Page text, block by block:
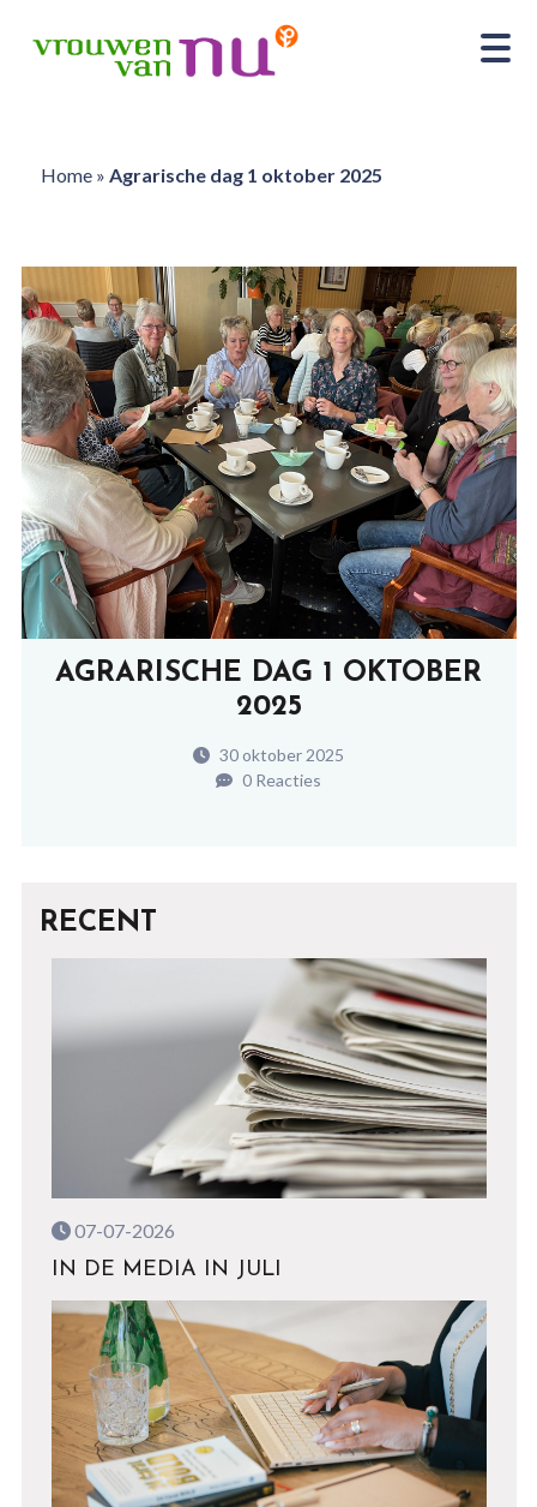
Home» Agrarische dag 1 oktober 2025
AGRARISCHE DAG 1 OKTOBER
2025
30 oktober 2025
0 Reacties
RECENT
07-07-2026
IN DE MEDIA IN JULI